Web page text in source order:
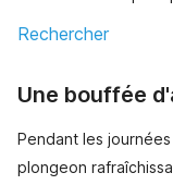
Rechercher
Une bouffée
Pendant les
plongeon